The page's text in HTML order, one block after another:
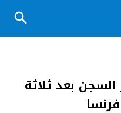
بعد ثلاثة